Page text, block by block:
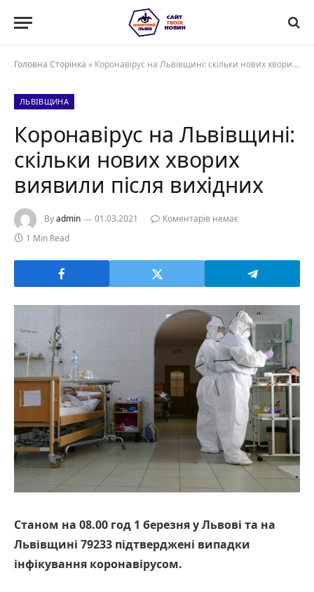
Головна Сторінка » Коронавірус на Львівщині: скільки нових хворих виявили після вихідних
ЛЬВІВЩИНА
Коронавірус на Львівщині:
скільки нових хворих
виявили після вихідних
Byadmin 01.03.2021
Коментарів немає
1 Min Read
Станом на 08.00 год 1 березня у Львові та на
Львівщині 79233 підтверджені випадки
інфікування коронавірусом.